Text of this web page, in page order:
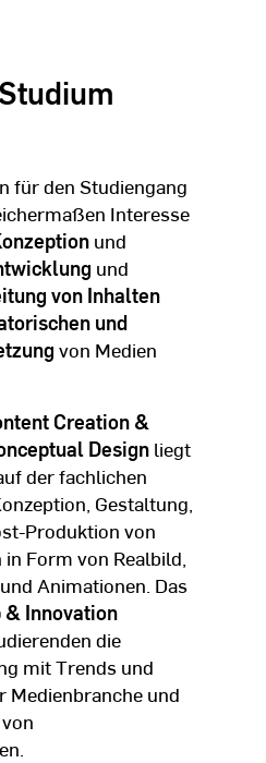
für den Studiengang
Interesse
und
und
von Inhalten
und
von Medien
Creation &
Design liegt
der fachlichen
Gestaltung,
Produktion von
Form von Realbild,
Animationen. Das
& Innovation
die
mit Trends und
Medienbranche und